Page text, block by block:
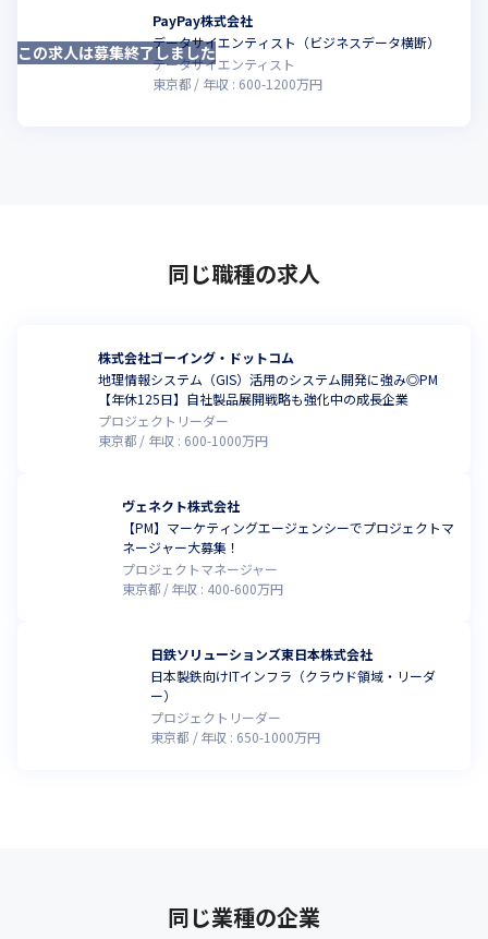
PayPay株式会社
データサイエンティスト（ビジネスデータ横断）
データサイエンティスト
東京都
年収 : 600-1200万円
この求人は募集終了しました
同じ職種の求人
株式会社ゴーイング・ドットコム
地理情報システム（GIS）活用のシステム開発に強み◎PM
【年休125日】自社製品展開戦略も強化中の成長企業
プロジェクトリーダー
東京都
年収 : 600-1000万円
ヴェネクト株式会社
【PM】マーケティングエージェンシーでプロジェクトマ
ネージャー大募集！
プロジェクトマネージャー
東京都
年収 : 400-600万円
日鉄ソリューションズ東日本株式会社
日本製鉄向けITインフラ（クラウド領域・リーダ
ー）
プロジェクトリーダー
東京都
年収 : 650-1000万円
同じ業種の企業